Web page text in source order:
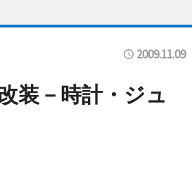
2009.11.09
装－時計・ジュ